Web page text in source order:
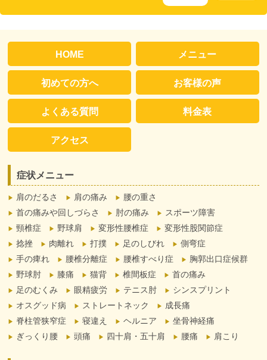
HOME メニュー
初めての方へ お客様の声
よくある質問 料金表
アクセス
症状メニュー
肩のだるさ 肩の痛み
腰の重さ
首の痛みや回しづらさ
肘の痛み
スポーツ障害
頸椎症
野球肩 変形性腰椎症
変形性股関節症
捻挫
肉離れ 打撲 足のしびれ
側弯症
手の痺れ
腰椎分離症 腰椎すべり症
胸郭出口症候群
野球肘
膝痛 猫背 椎間板症
首の痛み
足のむくみ
眼精疲労 テニス肘
シンスプリント
オスグッド病
ストレートネック
成長痛
脊柱管狭窄症
寝違え ヘルニア
坐骨神経痛
ぎっくり腰
頭痛 四十肩・五十肩 腰痛 肩こり